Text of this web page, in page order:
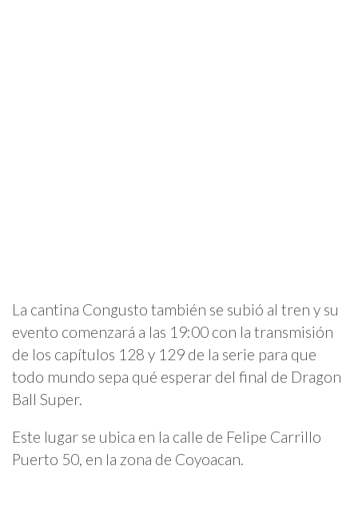
La cantina Congusto también se subió al tren y su
evento comenzará a las 19:00 con la transmisión
de los capítulos 128 y 129 de la serie para que
todo mundo sepa qué esperar del final de Dragon
Ball Super.
Este lugar se ubica en la calle de Felipe Carrillo
Puerto 50, en la zona de Coyoacan.